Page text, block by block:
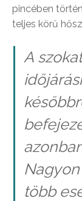
pincében
teljes körű
A
több